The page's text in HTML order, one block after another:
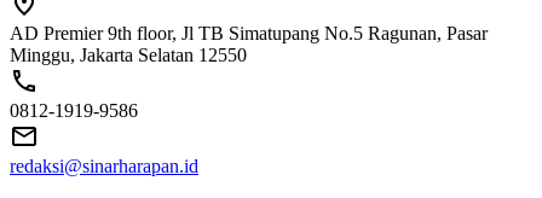
AD Premier 9th floor, Jl TB Simatupang No.5 Ragunan, Pasar
Minggu, Jakarta Selatan 12550
0812-1919-9586
redaksi@sinarharapan.id